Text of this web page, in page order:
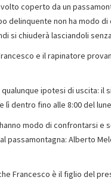
coperto da un
delinquente non ha modo
si chiuderà lasciandoli
e il rapinatore
ipotesi di uscita: il
dentro fino alle 8:00 del
modo di confrontarsi e
passamontagna: Alberto
Francesco è il figlio del